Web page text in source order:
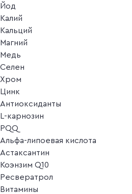
Йод
Калий
Кальций
Магний
Медь
Селен
Хром
Цинк
Антиоксиданты
L-карнозин
PQQ
Альфа-липоевая кислота
Астаксантин
Коэнзим Q10
Ресвератрол
Витамины